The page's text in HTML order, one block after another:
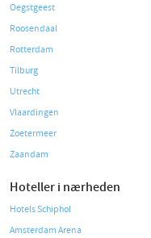
Oegstgeest
Roosendaal
Rotterdam
Tilburg
Utrecht
Vlaardingen
Zoetermeer
Zaandam
Hoteller i nærheden
Hotels Schiphol
Amsterdam Arena